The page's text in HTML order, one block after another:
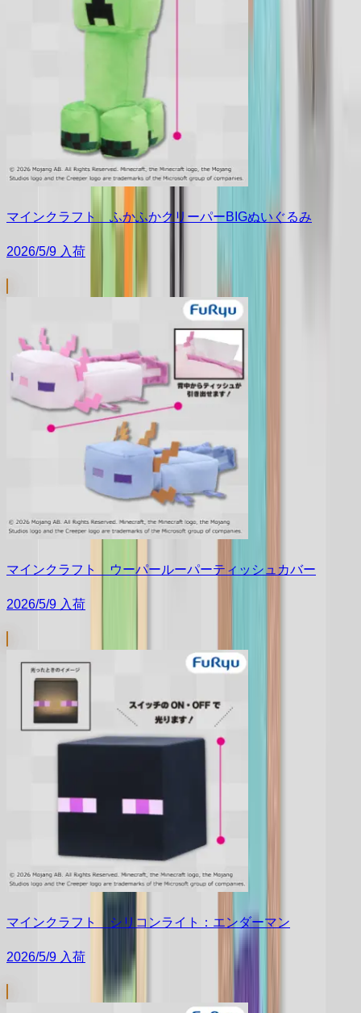
マインクラフト ふかふかクリーパーBIGぬいぐるみ
2026/5/9 入荷
マインクラフト ウーパールーパーティッシュカバー
2026/5/9 入荷
マインクラフト シリコンライト：エンダーマン
2026/5/9 入荷